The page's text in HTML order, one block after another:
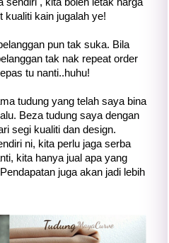
kualiti kain jugalah ye!
pun tak suka. Bila
tak nak repeat order
tu nanti..huhu!
tudung yang telah saya bina
Beza tudung saya dengan
segi kualiti dan design.
ni, kita perlu jaga serba
kita hanya jual apa yang
juga akan jadi lebih